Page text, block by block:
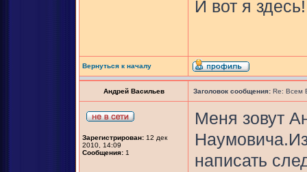
И вот я здесь!
Вернуться к началу
Андрей Васильев Заголовок сообщения: Re: Всем
Зарегистрирован: 12 дек
2010, 14:09
Сообщения: 1
Меня зовут
написать